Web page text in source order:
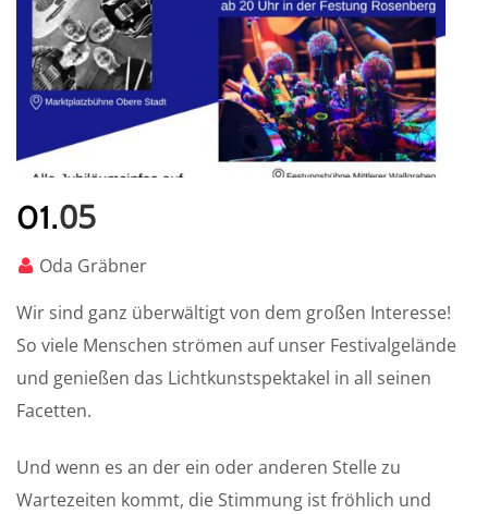
01.05
Oda Gräbner
Wir sind ganz überwältigt von dem großen Interesse!
So viele Menschen strömen auf unser Festivalgelände
und genießen das Lichtkunstspektakel in all seinen
Facetten.
Und wenn es an der ein oder anderen Stelle zu
Wartezeiten kommt, die Stimmung ist fröhlich und